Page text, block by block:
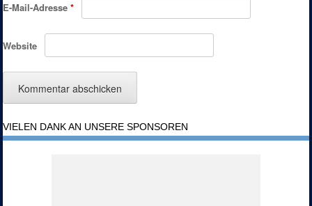
E-Mail-Adresse*
Website
VIELEN DANK AN UNSERE SPONSOREN